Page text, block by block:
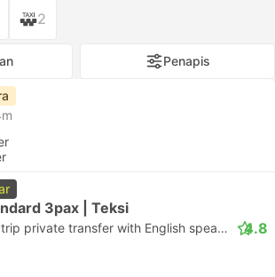
2
Penapis
3pax | Teksi
Daytrip private transfer with English speaking driver 4.8